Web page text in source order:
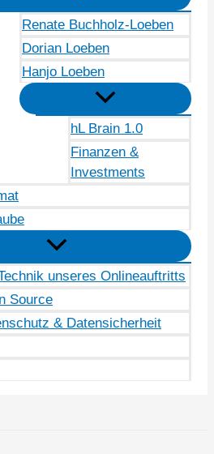
Renate Buchholz-Loeben
Dorian Loeben
Hanjo Loeben
hL Brain 1.0
Finanzen &
Investments
unseres Onlineauftritts
Source
& Datensicherheit